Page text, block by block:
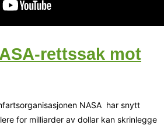
rettssak mot
NASA har snytt
for milliarder av dollar kan skrinlegge